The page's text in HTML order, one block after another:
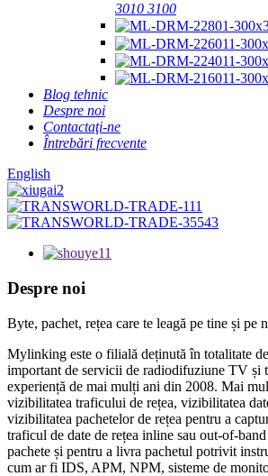
3010 3100
Blog tehnic
Despre noi
Contactaţi-ne
Întrebări frecvente
English
Despre noi
Byte, pachet, rețea care te leagă pe tine și pe
Mylinking este o filială deținută în totalitate
important de servicii de radiodifuziune TV și
experiență de mai mulți ani din 2008. Mai
vizibilitatea traficului de rețea, vizibilitatea
vizibilitatea pachetelor de rețea pentru a
traficul de date de rețea inline sau out-of-
pachete și pentru a livra pachetul potrivit
cum ar fi IDS, APM, NPM, sisteme de